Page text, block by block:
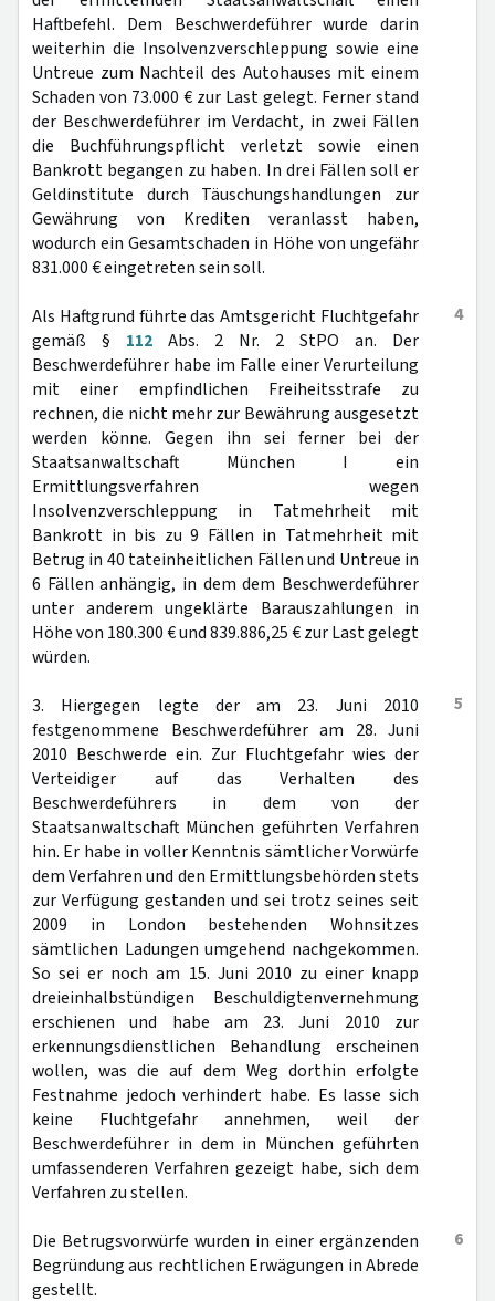
Haftbefehl. Dem Beschwerdeführer wurde darin
weiterhin die Insolvenzverschleppung sowie eine
Untreue zum Nachteil des Autohauses mit einem
Schaden von 73.000 € zur Last gelegt. Ferner stand
der Beschwerdeführer im Verdacht, in zwei Fällen
die Buchführungspflicht verletzt sowie einen
Bankrott begangen zu haben. In drei Fällen soll er
Geldinstitute durch Täuschungshandlungen zur
Gewährung von Krediten veranlasst haben,
wodurch ein Gesamtschaden in Höhe von ungefähr
831.000 € eingetreten sein soll.
4
Als Haftgrund führte das Amtsgericht Fluchtgefahr
gemäß § 112 Abs. 2 Nr. 2 StPO an. Der
Beschwerdeführer habe im Falle einer Verurteilung
mit einer empfindlichen Freiheitsstrafe zu
rechnen, die nicht mehr zur Bewährung ausgesetzt
werden könne. Gegen ihn sei ferner bei der
Staatsanwaltschaft München I ein
Ermittlungsverfahren wegen
Insolvenzverschleppung in Tatmehrheit mit
Bankrott in bis zu 9 Fällen in Tatmehrheit mit
Betrug in 40 tateinheitlichen Fällen und Untreue in
6 Fällen anhängig, in dem dem Beschwerdeführer
unter anderem ungeklärte Barauszahlungen in
Höhe von 180.300 € und 839.886,25 € zur Last gelegt
würden.
5
3. Hiergegen legte der am 23. Juni 2010
festgenommene Beschwerdeführer am 28. Juni
2010 Beschwerde ein. Zur Fluchtgefahr wies der
Verteidiger auf das Verhalten des
Beschwerdeführers in dem von der
Staatsanwaltschaft München geführten Verfahren
hin. Er habe in voller Kenntnis sämtlicher Vorwürfe
dem Verfahren und den Ermittlungsbehörden stets
zur Verfügung gestanden und sei trotz seines seit
2009 in London bestehenden Wohnsitzes
sämtlichen Ladungen umgehend nachgekommen.
So sei er noch am 15. Juni 2010 zu einer knapp
dreieinhalbstündigen Beschuldigtenvernehmung
erschienen und habe am 23. Juni 2010 zur
erkennungsdienstlichen Behandlung erscheinen
wollen, was die auf dem Weg dorthin erfolgte
Festnahme jedoch verhindert habe. Es lasse sich
keine Fluchtgefahr annehmen, weil der
Beschwerdeführer in dem in München geführten
umfassenderen Verfahren gezeigt habe, sich dem
Verfahren zu stellen.
6
Die Betrugsvorwürfe wurden in einer ergänzenden
Begründung aus rechtlichen Erwägungen in Abrede
gestellt.